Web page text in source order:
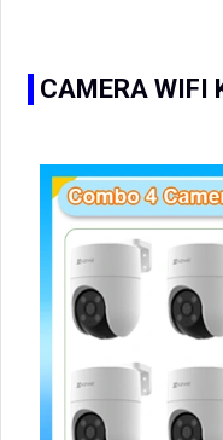
CAMERA WIFI